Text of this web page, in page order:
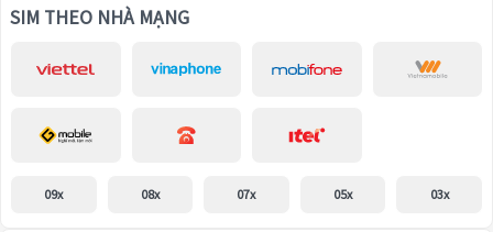
SIM THEO NHÀ MẠNG
09x 08x 07x 05x 03x